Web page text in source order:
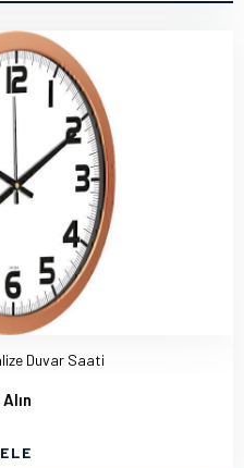
Duvar Saati